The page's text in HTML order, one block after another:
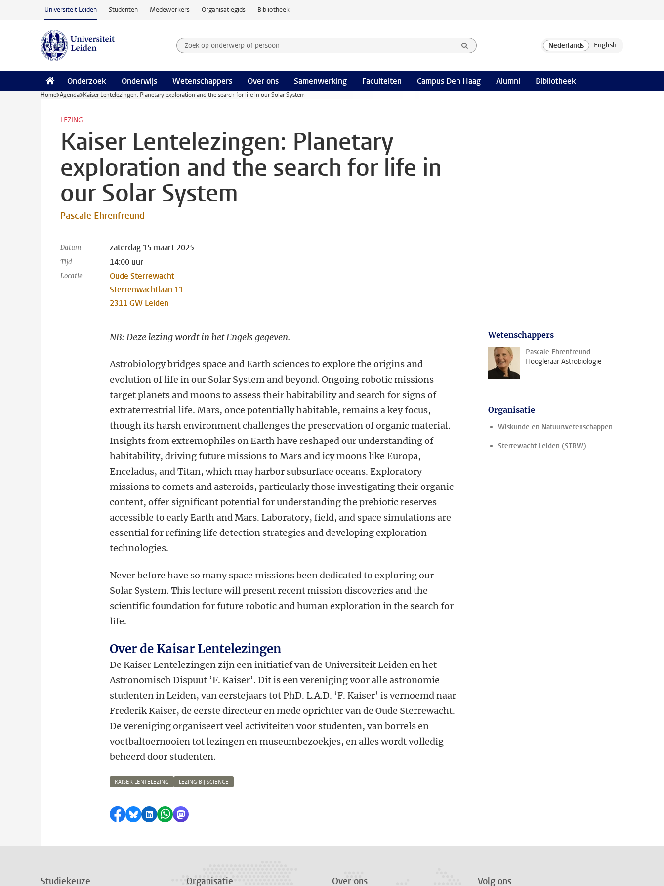
Ga naar hoofdinhoud
Universiteit Leiden Studenten Medewerkers Organisatiegids Bibliotheek
Zoek op onderwerp of persoon en selecteer categorie
Zoekterm
Onderzoek Onderwijs Wetenschappers Over ons Samenwerking Faculteiten Campus Den Haag Alumni Bibliotheek
Home Agenda Kaiser Lentelezingen: Planetary exploration and the search for life in our Solar System
LEZING
Kaiser Lentelezingen: Planetary
exploration and the search for life in
our Solar System
Pascale Ehrenfreund
Datum zaterdag 15 maart 2025
Tijd 14:00 uur
Locatie
Oude Sterrewacht
Sterrenwachtlaan 11
2311 GW Leiden
NB: Deze lezing wordt in het Engels gegeven.
Astrobiology bridges space and Earth sciences to explore the origins and
evolution of life in our Solar System and beyond. Ongoing robotic missions
target planets and moons to assess their habitability and search for signs of
extraterrestrial life. Mars, once potentially habitable, remains a key focus,
though its harsh environment challenges the preservation of organic material.
Insights from extremophiles on Earth have reshaped our understanding of
habitability, driving future missions to Mars and icy moons like Europa,
Enceladus, and Titan, which may harbor subsurface oceans. Exploratory
missions to comets and asteroids, particularly those investigating their organic
content, offer significant potential for understanding the prebiotic reserves
accessible to early Earth and Mars. Laboratory, field, and space simulations are
essential for refining life detection strategies and developing exploration
technologies.
Never before have so many space missions been dedicated to exploring our
Solar System. This lecture will present recent mission discoveries and the
scientific foundation for future robotic and human exploration in the search for
life.
Over de Kaisar Lentelezingen
De Kaiser Lentelezingen zijn een initiatief van de Universiteit Leiden en het
Astronomisch Dispuut ‘F. Kaiser’. Dit is een vereniging voor alle astronomie
studenten in Leiden, van eerstejaars tot PhD. L.A.D. ‘F. Kaiser’ is vernoemd naar
Frederik Kaiser, de eerste directeur en mede oprichter van de Oude Sterrewacht.
De vereniging organiseert veel activiteiten voor studenten, van borrels en
voetbaltoernooien tot lezingen en museumbezoekjes, en alles wordt volledig
beheerd door studenten.
KAISER LENTELEZING LEZING BIJ SCIENCE
Delen op Facebook
Delen via Bluesky
Delen op LinkedIn
Delen via WhatsApp
Delen via Mastodon
Wetenschappers
Pascale Ehrenfreund
Hoogleraar Astrobiologie
Organisatie
Wiskunde en Natuurwetenschappen
Sterrewacht Leiden (STRW)
Studiekeuze Organisatie Over ons Volg ons